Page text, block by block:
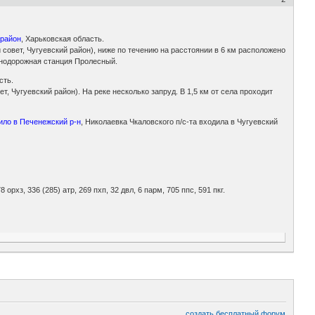
, Харьковская область.
Чугуевский район), ниже по течению на расстоянии в 6 км расположено
станция Пролесный.
Чугуевский район). На реке несколько запруд. В 1,5 км от села проходит
в Печенежский р-н , Николаевка Чкаловского п/с-та входила в Чугуевский
орхз, 336 (285) атр, 269 пхп, 32 двл, 6 парм, 705 ппс, 591 пкг.